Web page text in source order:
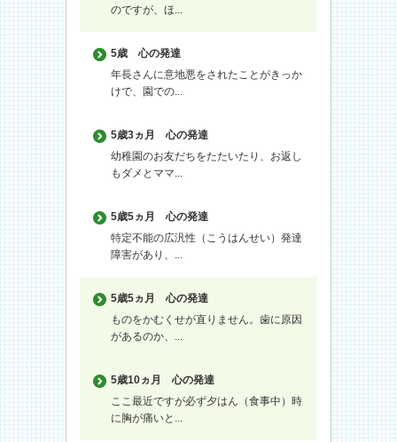
のですが、ほ...
5歳
心の発達
年長さんに意地悪をされたことがきっか
けで、園での...
5歳3ヵ月
心の発達
幼稚園のお友だちをたたいたり、お返し
もダメとママ...
5歳5ヵ月
心の発達
特定不能の広汎性（こうはんせい）発達
障害があり、...
5歳5ヵ月
心の発達
ものをかむくせが直りません。歯に原因
があるのか、...
5歳10ヵ月
心の発達
ここ最近ですが必ず夕はん（食事中）時
に胸が痛いと...